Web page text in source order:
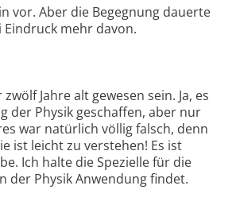
vor. Aber die Begegnung dauerte
mehr davon.
Jahre alt gewesen sein. Ja, es
der Physik geschaffen, aber nur
war natürlich völlig falsch, denn
ist leicht zu verstehen! Es ist
Ich halte die Spezielle für die
der Physik Anwendung findet.